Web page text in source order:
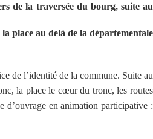
de la traversée du bourg, suite au
place au delà de la départementale
de l’identité de la commune. Suite au
la place le cœur du tronc, les routes
d’ouvrage en animation participative :